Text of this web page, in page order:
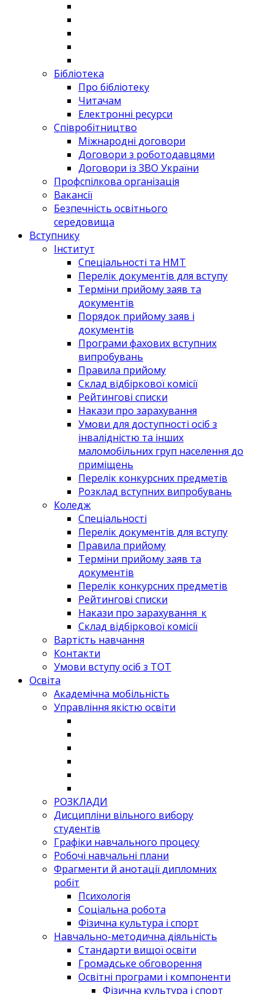
Бібліотека
Про бібліотеку
Читачам
Електронні ресурси
Співробітництво
Міжнародні договори
Договори з роботодавцями
Договори із ЗВО України
Профспілкова організація
Вакансії
Безпечність освітнього
середовища
Вступнику
Інститут
Спеціальності та НМТ
Перелік документів для вступу
Терміни прийому заяв та
документів
Порядок прийому заяв і
документів
Програми фахових вступних
випробувань
Правила прийому
Склад відбіркової комісії
Рейтингові списки
Накази про зарахування
Умови для доступності осіб з
інвалідністю та інших
маломобільних груп населення до
приміщень
Перелік конкурсних предметів
Розклад вступних випробувань
Коледж
Спеціальності
Перелік документів для вступу
Правила прийому
Терміни прийому заяв та
документів
Перелік конкурсних предметів
Рейтингові списки
Накази про зарахування_к
Склад відбіркової комісії
Вартість навчання
Контакти
Умови вступу осіб з ТОТ
Освіта
Академічна мобільність
Управління якістю освіти
РОЗКЛАДИ
Дисципліни вільного вибору
студентів
Графіки навчального процесу
Робочі навчальні плани
Фрагменти й анотації дипломних
робіт
Психологія
Соціальна робота
Фізична культура і спорт
Навчально-методична діяльність
Стандарти вищої освіти
Громадське обговорення
Освітні програми і компоненти
Фізична культура і спорт